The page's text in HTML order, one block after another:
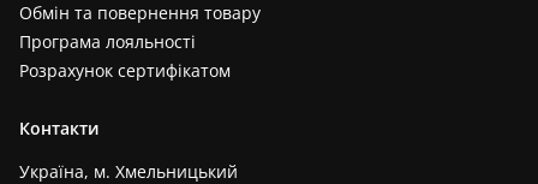
Обмін та повернення товару
Програма лояльності
Розрахунок сертифікатом
Контакти
Україна, м. Хмельницький